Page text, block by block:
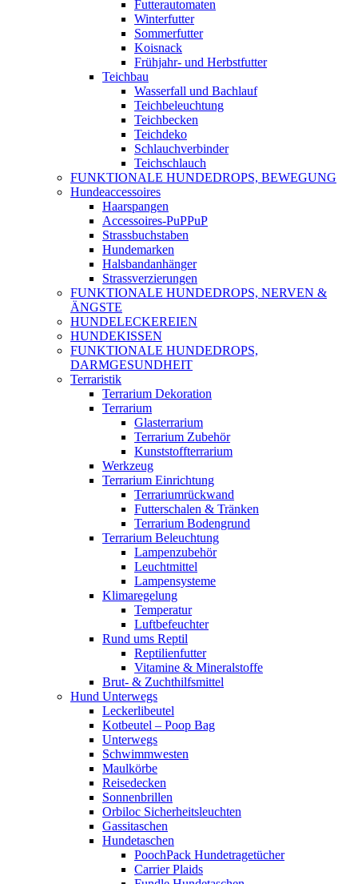
Futterautomaten
Winterfutter
Sommerfutter
Koisnack
Frühjahr- und Herbstfutter
Teichbau
Wasserfall und Bachlauf
Teichbeleuchtung
Teichbecken
Teichdeko
Schlauchverbinder
Teichschlauch
FUNKTIONALE HUNDEDROPS, BEWEGUNG
Hundeaccessoires
Haarspangen
Accessoires-PuPPuP
Strassbuchstaben
Hundemarken
Halsbandanhänger
Strassverzierungen
FUNKTIONALE HUNDEDROPS, NERVEN &
ÄNGSTE
HUNDELECKEREIEN
HUNDEKISSEN
FUNKTIONALE HUNDEDROPS,
DARMGESUNDHEIT
Terraristik
Terrarium Dekoration
Terrarium
Glasterrarium
Terrarium Zubehör
Kunststoffterrarium
Werkzeug
Terrarium Einrichtung
Terrariumrückwand
Futterschalen & Tränken
Terrarium Bodengrund
Terrarium Beleuchtung
Lampenzubehör
Leuchtmittel
Lampensysteme
Klimaregelung
Temperatur
Luftbefeuchter
Rund ums Reptil
Reptilienfutter
Vitamine & Mineralstoffe
Brut- & Zuchthilfsmittel
Hund Unterwegs
Leckerlibeutel
Kotbeutel – Poop Bag
Unterwegs
Schwimmwesten
Maulkörbe
Reisedecken
Sonnenbrillen
Orbiloc Sicherheitsleuchten
Gassitaschen
Hundetaschen
PoochPack Hundetragetücher
Carrier Plaids